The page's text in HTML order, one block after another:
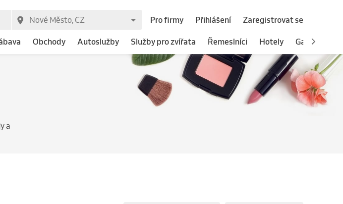
Pro firmy Přihlášení Zaregistrovat se
Obchody Autoslužby Služby pro zvířata Řemeslníci Hotely Gastronomie
a